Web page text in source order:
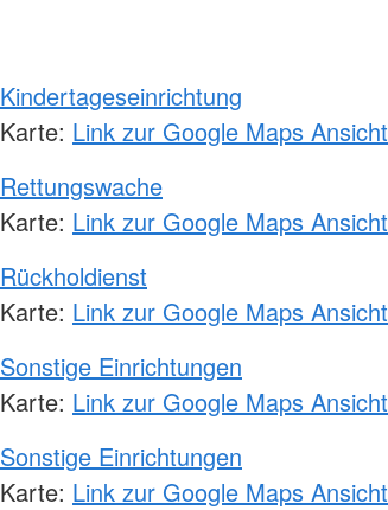
Kindertageseinrichtung
Karte: Link zur Google Maps Ansicht
Rettungswache
Karte: Link zur Google Maps Ansicht
Rückholdienst
Karte: Link zur Google Maps Ansicht
Sonstige Einrichtungen
Karte: Link zur Google Maps Ansicht
Sonstige Einrichtungen
Karte: Link zur Google Maps Ansicht